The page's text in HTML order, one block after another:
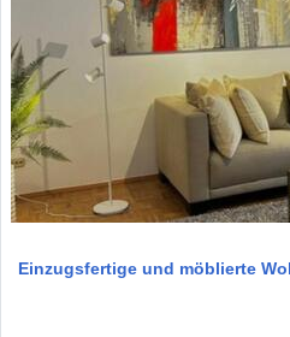
Einzugsfertige und möblierte